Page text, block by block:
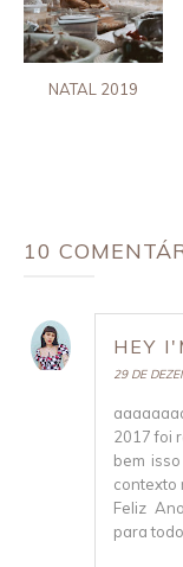
NATAL 2019
10
HEY
29 DE
2017 foi
bem
contexto
Feliz
para